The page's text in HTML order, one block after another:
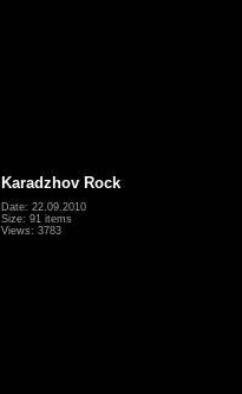
Karadzhov Rock
Date: 22.09.2010
Size: 91 items
Views: 3783